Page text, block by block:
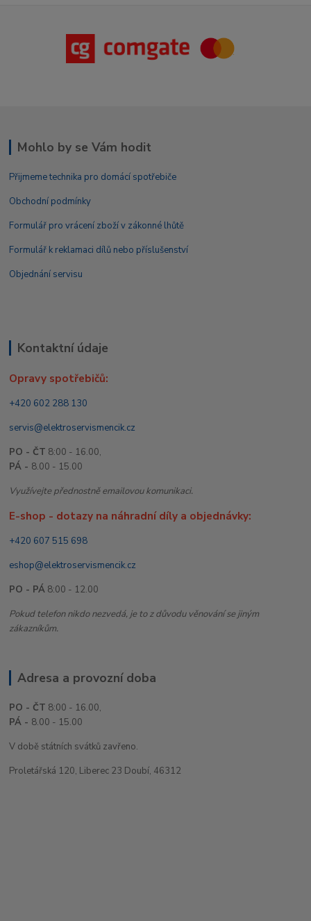
Mohlo by se Vám hodit
Přijmeme technika pro domácí spotřebiče
Obchodní podmínky
Formulář pro vrácení zboží v zákonné lhůtě
Formulář k reklamaci dílů nebo příslušenství
Objednání servisu
Kontaktní údaje
Opravy spotřebičů:
+420 602 288 130
servis@elektroservismencik.cz
PO - ČT 8:00 - 16.00,
PÁ - 8.00 - 15.00
Využívejte přednostně emailovou komunikaci.
E-shop - dotazy na náhradní díly a objednávky:
+420 607 515 698
eshop@elektroservismencik.cz
PO - PÁ 8:00 - 12.00
Pokud telefon nikdo nezvedá, je to z důvodu věnování se jiným
zákazníkům.
Adresa a provozní doba
PO - ČT 8:00 - 16.00,
PÁ - 8.00 - 15.00
V době státních svátků zavřeno.
Proletářská 120, Liberec 23 Doubí, 46312